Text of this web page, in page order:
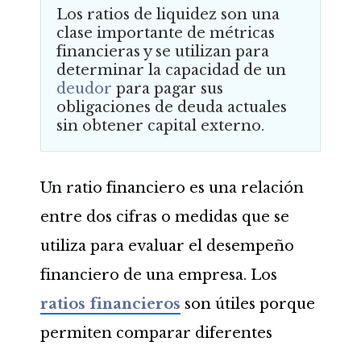
Los ratios de liquidez son una
clase importante de métricas
financieras y se utilizan para
determinar la capacidad de un
deudor para pagar sus
obligaciones de deuda actuales
sin obtener capital externo.
Un ratio financiero es una relación
entre dos cifras o medidas que se
utiliza para evaluar el desempeño
financiero de una empresa. Los
ratios financieros son útiles porque
permiten comparar diferentes